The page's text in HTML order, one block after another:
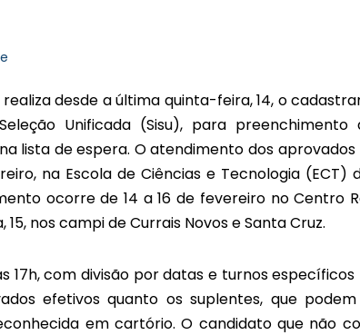
desde a última quinta-feira, 14, o
Unificada (Sisu), para preenchimento
lista de espera. O atendimento dos
na Escola de Ciências e Tecnologia (ECT)
ocorre de 14 a 16 de fevereiro no Centro
nos campi de Currais Novos e Santa Cruz.
17h, com divisão por datas e turnos
efetivos quanto os suplentes, que
em cartório. O candidato que não